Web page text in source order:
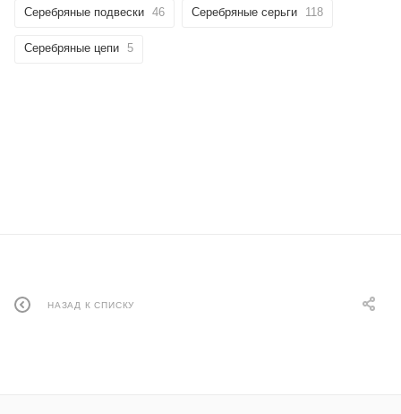
Серебряные подвески 46 Серебряные серьги 118
Серебряные цепи 5
НАЗАД К СПИСКУ